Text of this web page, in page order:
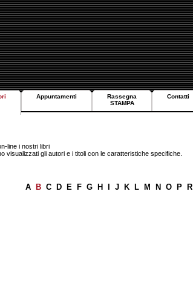
Appuntamenti
Rassegna
STAMPA
Contatti
line i nostri libri
visualizzati gli autori e i titoli con le caratteristiche specifiche.
A B C D E F G H J K L M N O P R